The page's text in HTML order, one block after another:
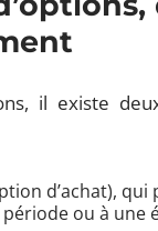
il existe
d’achat),
ou à une